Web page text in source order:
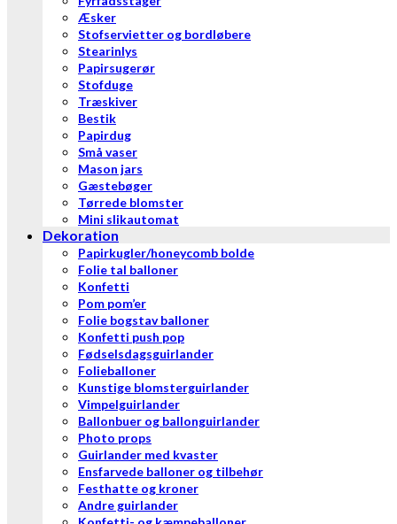
Æsker
Stofservietter og bordløbere
Stearinlys
Papirsugerør
Stofduge
Træskiver
Bestik
Papirdug
Små vaser
Mason jars
Gæstebøger
Tørrede blomster
Mini slikautomat
Dekoration
Papirkugler/honeycomb bolde
Folie tal balloner
Konfetti
Pom pom’er
Folie bogstav balloner
Konfetti push pop
Fødselsdagsguirlander
Folieballoner
Kunstige blomsterguirlander
Vimpelguirlander
Ballonbuer og ballonguirlander
Photo props
Guirlander med kvaster
Ensfarvede balloner og tilbehør
Festhatte og kroner
Andre guirlander